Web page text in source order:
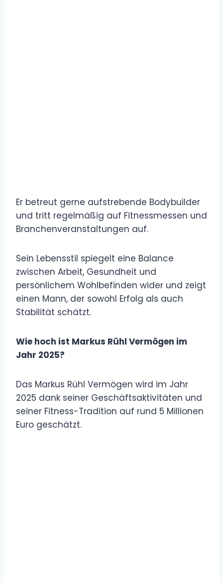
Er betreut gerne aufstrebende Bodybuilder
und tritt regelmäßig auf Fitnessmessen und
Branchenveranstaltungen auf.
Sein Lebensstil spiegelt eine Balance
zwischen Arbeit, Gesundheit und
persönlichem Wohlbefinden wider und zeigt
einen Mann, der sowohl Erfolg als auch
Stabilität schätzt.
Wie hoch ist Markus Rühl Vermögen im
Jahr 2025?
Das Markus Rühl Vermögen wird im Jahr
2025 dank seiner Geschäftsaktivitäten und
seiner Fitness-Tradition auf rund 5 Millionen
Euro geschätzt.